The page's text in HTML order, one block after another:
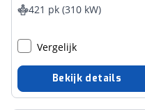
421 pk (310 kW)
Vergelijk
Bekijk details